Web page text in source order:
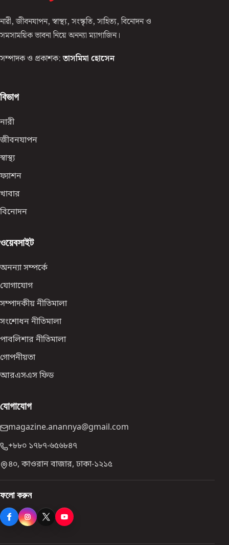
নারী, জীবনযাপন, স্বাস্থ্য, সংস্কৃতি, সাহিত্য, বিনোদন ও
সমসাময়িক ভাবনা নিয়ে অনন্যা ম্যাগাজিন।
সম্পাদক ও প্রকাশক: তাসমিমা হোসেন
বিভাগ
নারী
জীবনযাপন
স্বাস্থ্য
ফ্যাশন
খাবার
বিনোদন
ওয়েবসাইট
অনন্যা সম্পর্কে
যোগাযোগ
সম্পাদকীয় নীতিমালা
সংশোধন নীতিমালা
পাবলিশার নীতিমালা
গোপনীয়তা
আরএসএস ফিড
যোগাযোগ
magazine.anannya@gmail.com
+৮৮০ ১৭৮৭-৬৫৬৮৪৭
৪০, কাওরান বাজার, ঢাকা-১২১৫
ফলো করুন